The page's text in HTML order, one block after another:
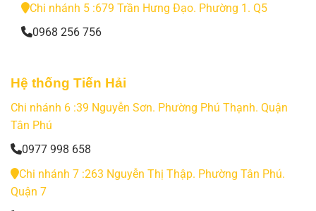
Chi nhánh 5 :679 Trần Hưng Đạo. Phường 1. Q5
0968 256 756
Hệ thống Tiến Hải
Chi nhánh 6 :39 Nguyễn Sơn. Phường Phú Thạnh. Quận
Tân Phú
0977 998 658
Chi nhánh 7 :263 Nguyễn Thị Thập. Phường Tân Phú.
Quận 7